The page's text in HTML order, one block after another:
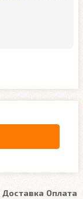
Доставка Оплата